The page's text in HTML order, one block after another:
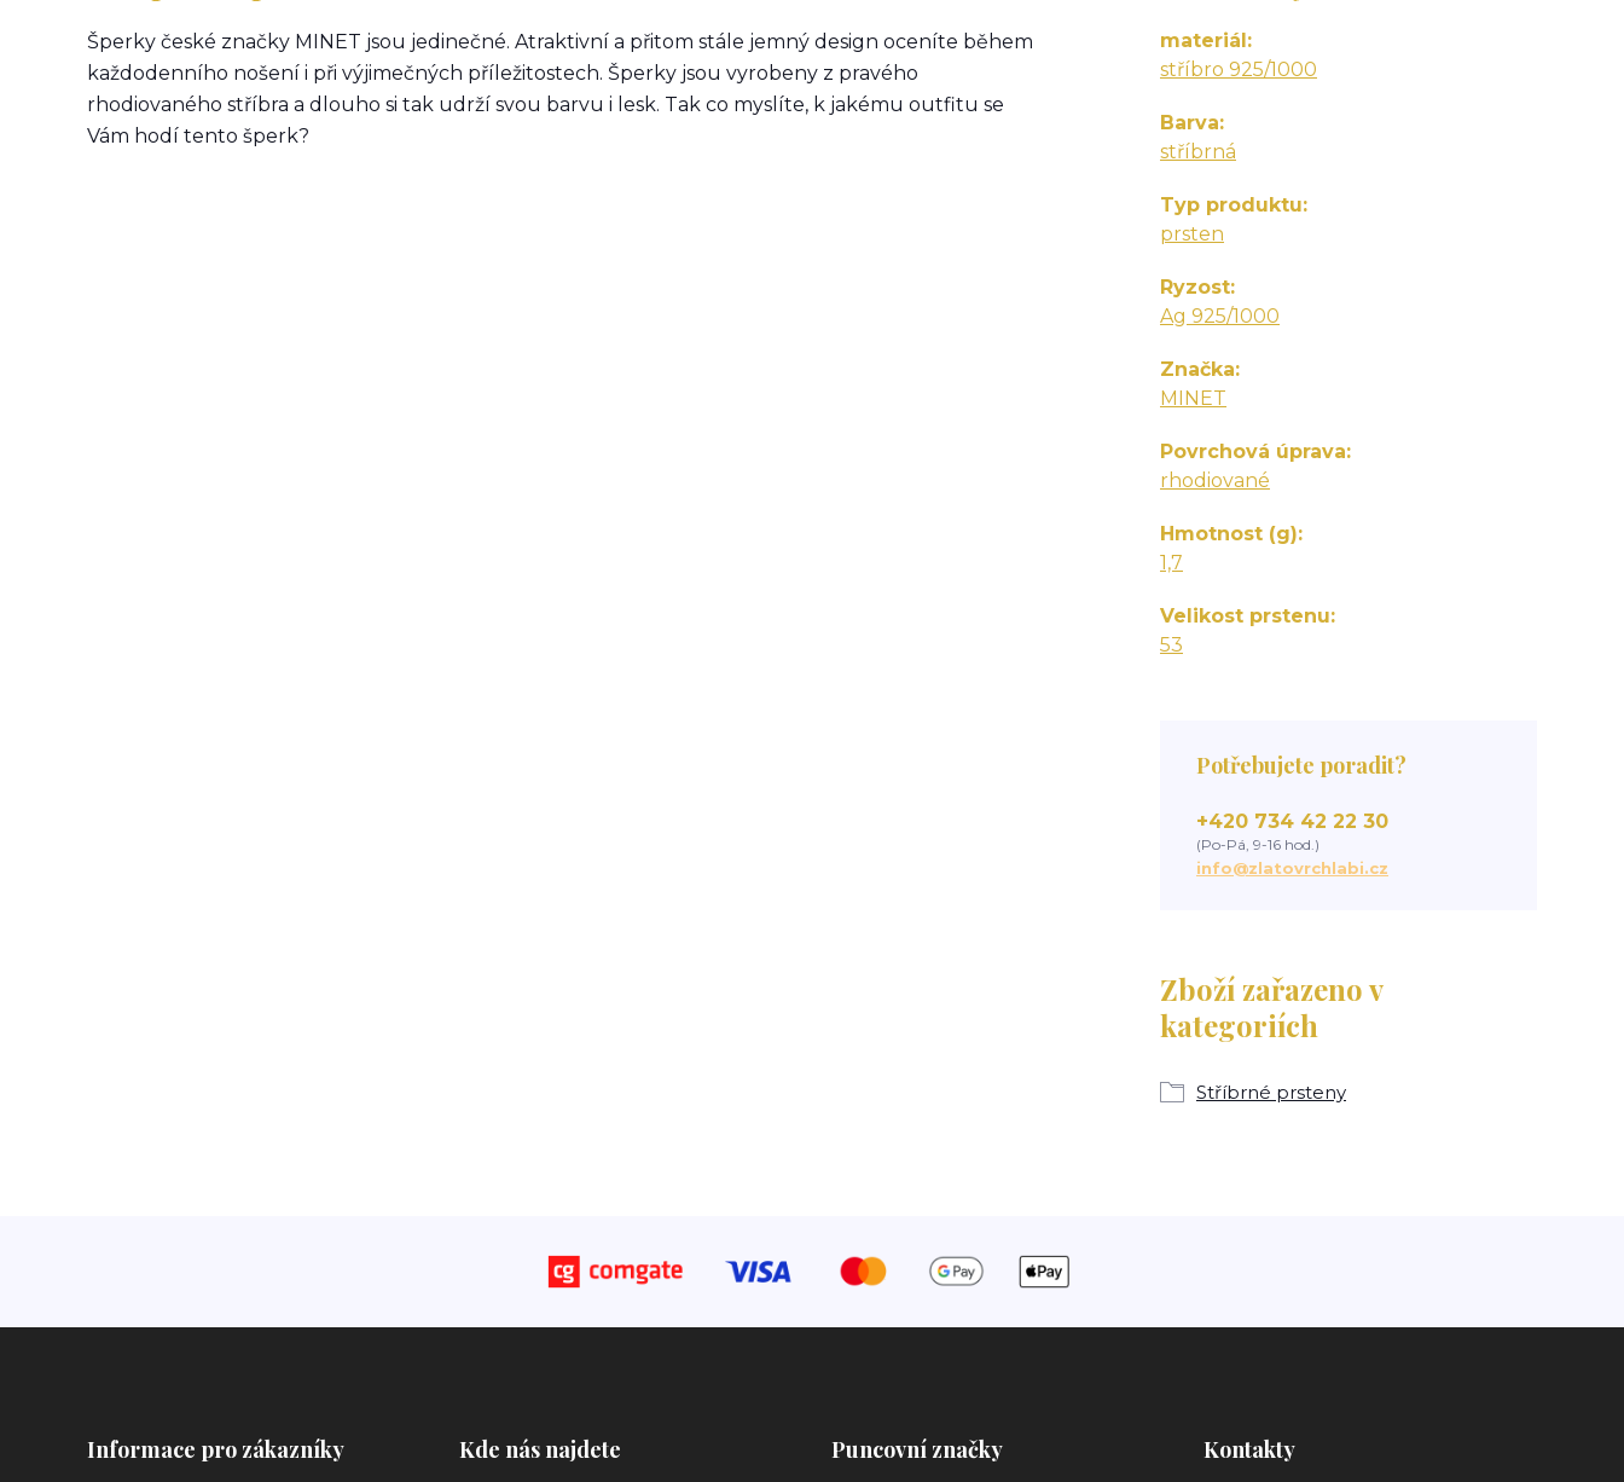
Šperky české značky MINET jsou jedinečné. Atraktivní a přitom stále jemný design oceníte během
každodenního nošení i při výjimečných příležitostech. Šperky jsou vyrobeny z pravého
rhodiovaného stříbra a dlouho si tak udrží svou barvu i lesk. Tak co myslíte, k jakému outfitu se
Vám hodí tento šperk?
materiál
stříbro 925/1000
Barva
stříbrná
Typ produktu
prsten
Ryzost
Ag 925/1000
Značka
MINET
Povrchová úprava
rhodiované
Hmotnost (g)
1,7
Velikost prstenu
53
Zboží zařazeno v
kategoriích
Stříbrné prsteny
Potřebujete poradit?
+420 734 42 22 30
(Po-Pá, 9-16 hod.)
info@zlatovrchlabi.cz
Informace pro zákazníky Kde nás najdete Puncovní značky Kontakty